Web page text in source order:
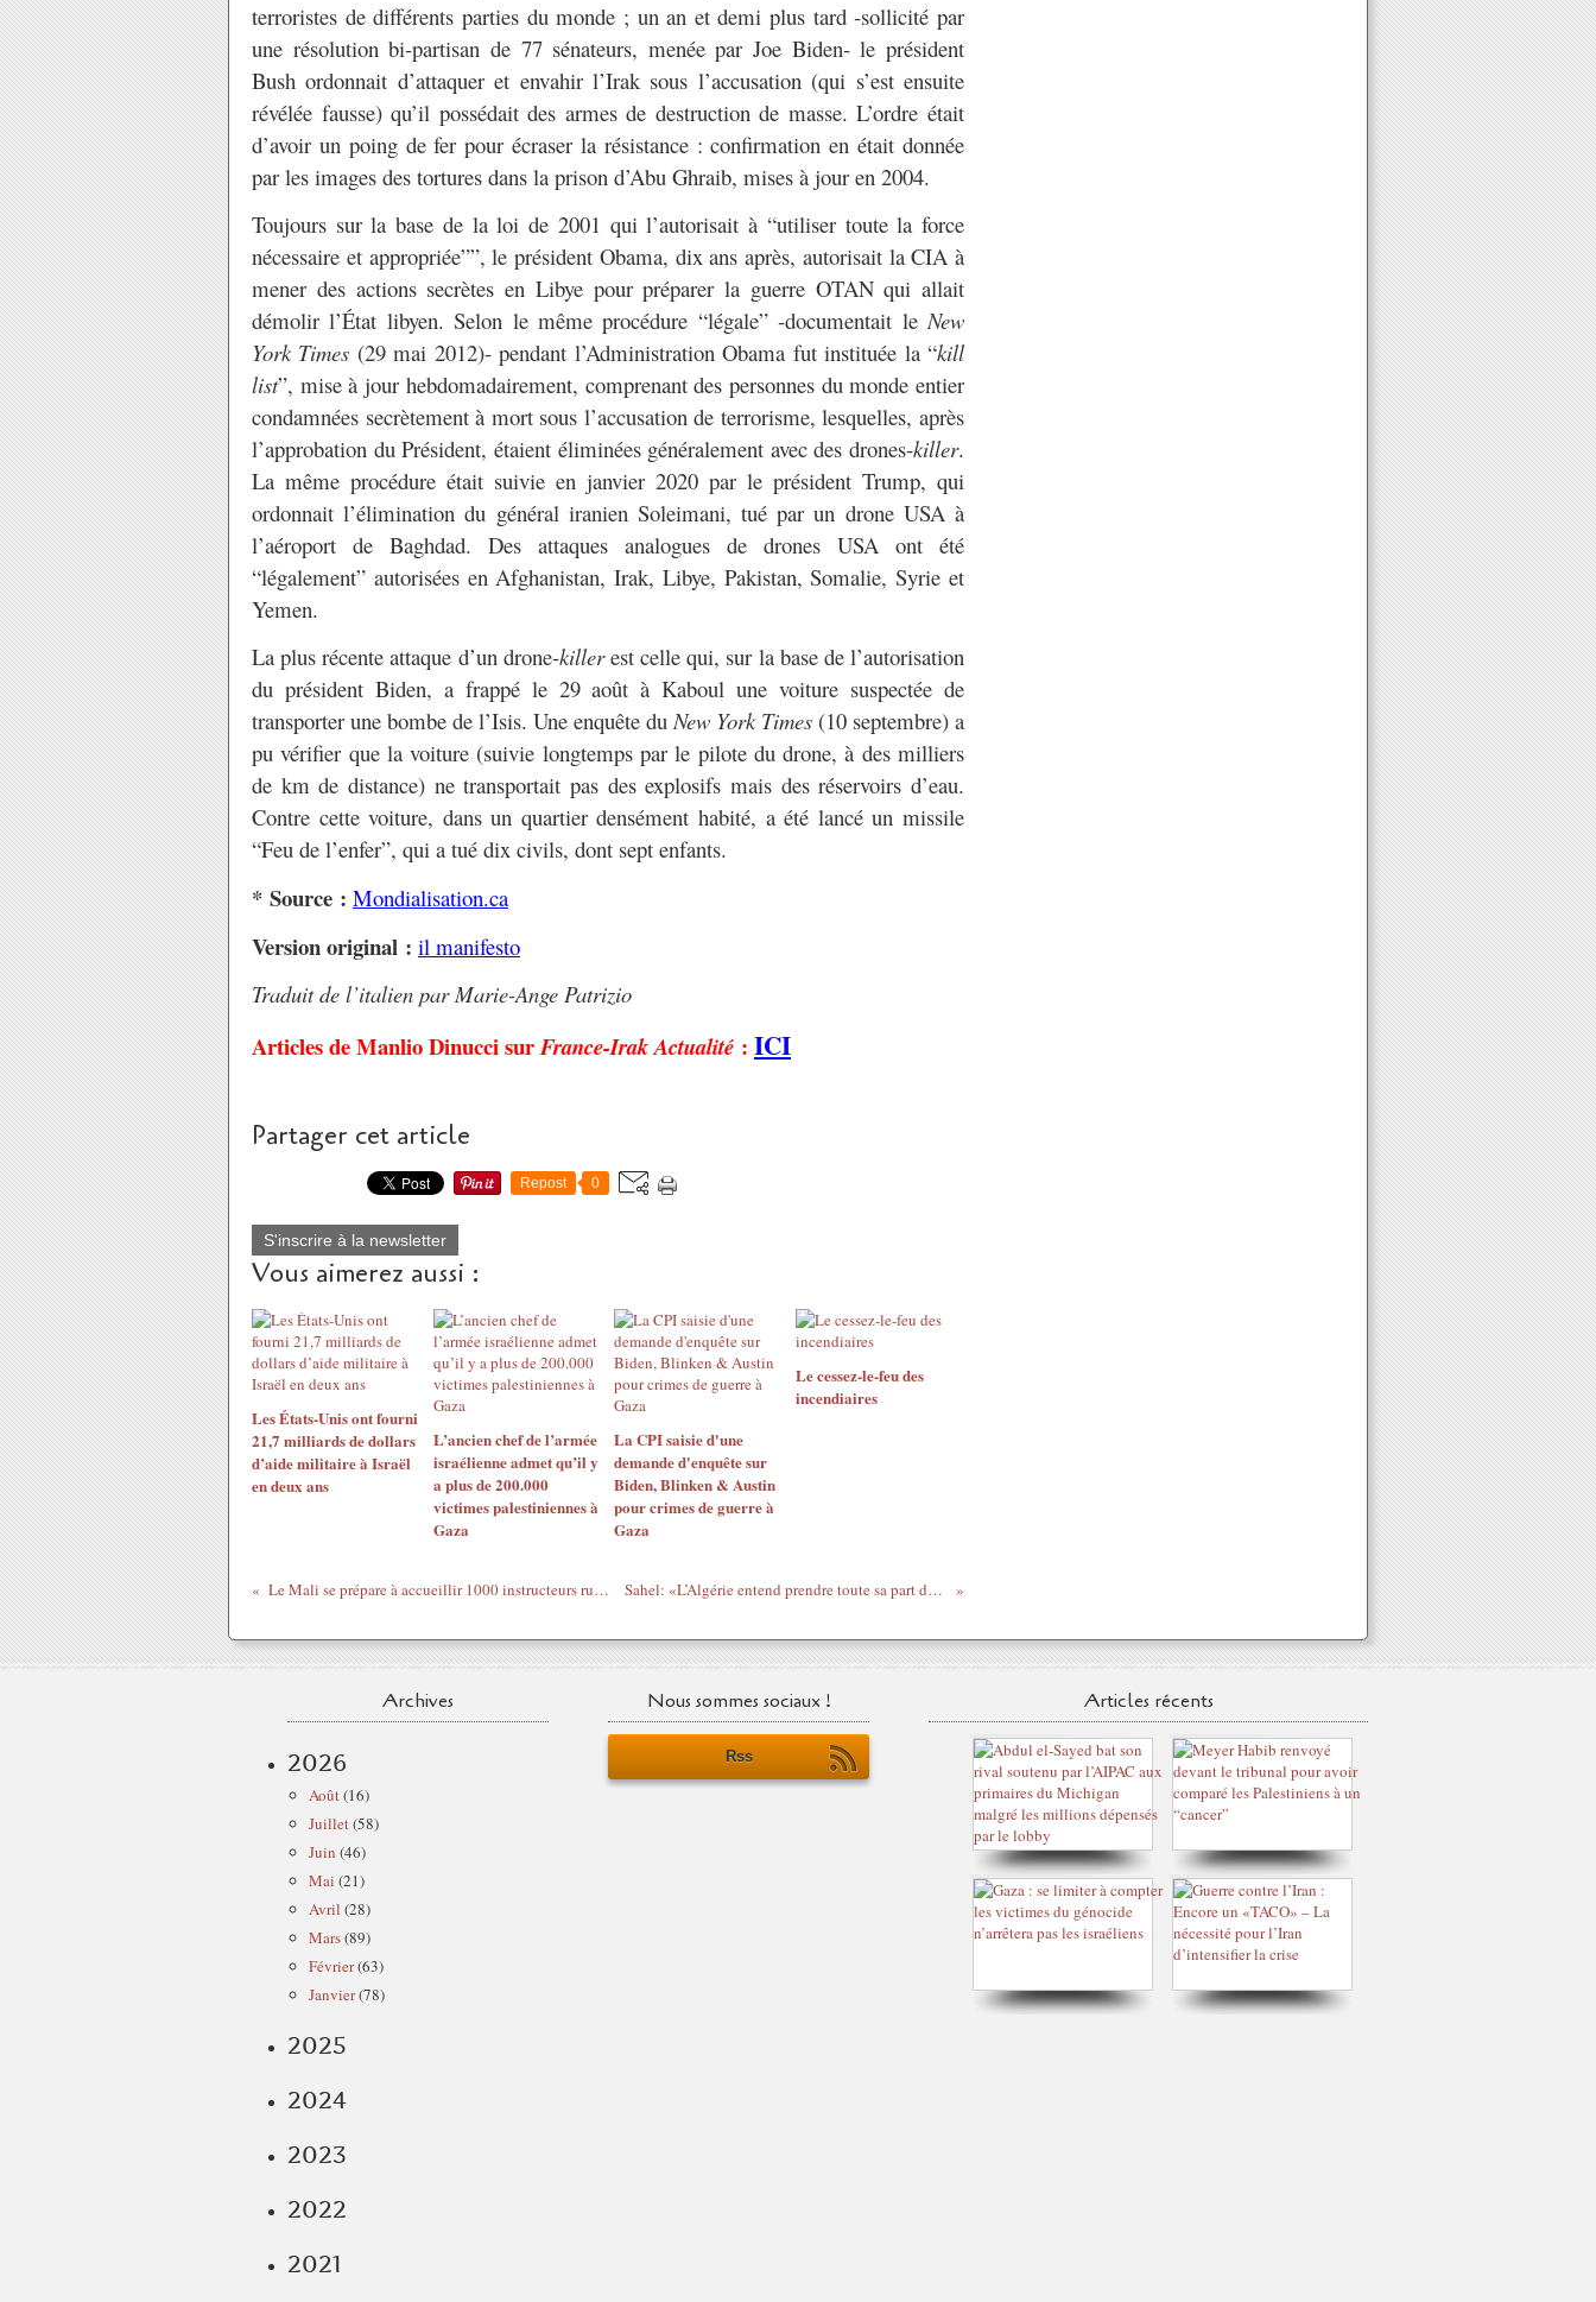
terroristes de différents parties du monde ; un an et demi plus tard -sollicité par
une résolution bi-partisan de 77 sénateurs, menée par Joe Biden- le président
Bush ordonnait d’attaquer et envahir l’Irak sous l’accusation (qui s’est ensuite
révélée fausse) qu’il possédait des armes de destruction de masse. L’ordre était
d’avoir un poing de fer pour écraser la résistance : confirmation en était donnée
par les images des tortures dans la prison d’Abu Ghraib, mises à jour en 2004.
Toujours sur la base de la loi de 2001 qui l’autorisait à “utiliser toute la force
nécessaire et appropriée””, le président Obama, dix ans après, autorisait la CIA à
mener des actions secrètes en Libye pour préparer la guerre OTAN qui allait
démolir l’État libyen. Selon le même procédure “légale” -documentait leNew
York Times (29 mai 2012)- pendant l’Administration Obama fut instituée la “kill
list”, mise à jour hebdomadairement, comprenant des personnes du monde entier
condamnées secrètement à mort sous l’accusation de terrorisme, lesquelles, après
l’approbation du Président, étaient éliminées généralement avec des drones-killer.
La même procédure était suivie en janvier 2020 par le président Trump, qui
ordonnait l’élimination du général iranien Soleimani, tué par un drone USA à
l’aéroport de Baghdad. Des attaques analogues de drones USA ont été
“légalement” autorisées en Afghanistan, Irak, Libye, Pakistan, Somalie, Syrie et
Yemen.
La plus récente attaque d’un drone-killerest celle qui, sur la base de l’autorisation
du président Biden, a frappé le 29 août à Kaboul une voiture suspectée de
transporter une bombe de l’Isis. Une enquête duNew York Times (10 septembre) a
pu vérifier que la voiture (suivie longtemps par le pilote du drone, à des milliers
de km de distance) ne transportait pas des explosifs mais des réservoirs d’eau.
Contre cette voiture, dans un quartier densément habité, a été lancé un missile
“Feu de l’enfer”, qui a tué dix civils, dont sept enfants.
* Source : Mondialisation.ca
Version original : il manifesto
Traduit de l’italien par Marie-Ange Patrizio
Articles de Manlio Dinucci surFrance-Irak Actualité : ICI
Partager cet article
Repost 0
S'inscrire à la newsletter
Vous aimerez aussi :
Les États-Unis ont fourni
21,7 milliards de dollars
d’aide militaire à Israël
en deux ans
L’ancien chef de l’armée
israélienne admet qu’il y
a plus de 200.000
victimes palestiniennes à
Gaza
La CPI saisie d'une
demande d'enquête sur
Biden, Blinken & Austin
pour crimes de guerre à
Gaza
Le cessez-le-feu des
incendiaires
Le Mali se prépare à accueillir 1000 instructeurs russes pour appuyer son armée Sahel: «L’Algérie entend prendre toute sa part dans la résolution du conflit»
Archives
2026
Août(16)
Juillet(58)
Juin (46)
Mai (21)
Avril (28)
Mars(89)
Février(63)
Janvier(78)
2025
2024
2023
2022
2021
Nous sommes sociaux !
Rss
Articles récents